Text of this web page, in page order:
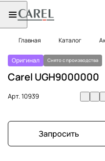
Главная Каталог
Оригинал Снято с производства
Carel UGH9000000
Арт.10939
Запросить